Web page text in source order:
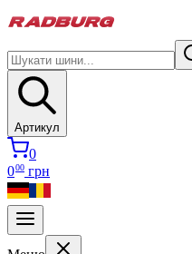
Артикул
0
000 грн